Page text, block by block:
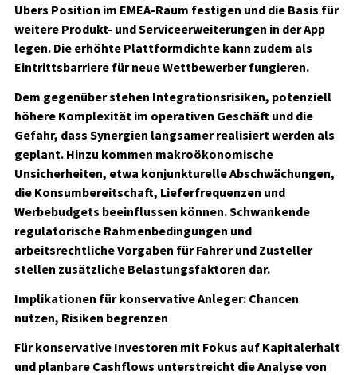
Ubers Position im EMEA-Raum festigen und die Basis für
weitere Produkt- und Serviceerweiterungen in der App
legen. Die erhöhte Plattformdichte kann zudem als
Eintrittsbarriere für neue Wettbewerber fungieren.
Dem gegenüber stehen Integrationsrisiken, potenziell
höhere Komplexität im operativen Geschäft und die
Gefahr, dass Synergien langsamer realisiert werden als
geplant. Hinzu kommen makroökonomische
Unsicherheiten, etwa konjunkturelle Abschwächungen,
die Konsumbereitschaft, Lieferfrequenzen und
Werbebudgets beeinflussen können. Schwankende
regulatorische Rahmenbedingungen und
arbeitsrechtliche Vorgaben für Fahrer und Zusteller
stellen zusätzliche Belastungsfaktoren dar.
Implikationen für konservative Anleger: Chancen
nutzen, Risiken begrenzen
Für konservative Investoren mit Fokus auf Kapitalerhalt
und planbare Cashflows unterstreicht die Analyse von